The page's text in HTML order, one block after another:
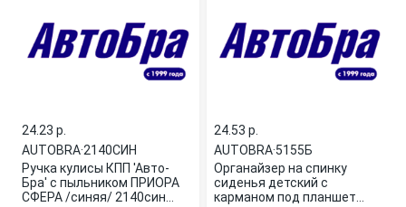
24.23 p.
AUTOBRA·2140СИН
Ручка кулисы КПП 'Авто-
Бра' с пыльником ПРИОРА
СФЕРА /синяя/ 2140син
24.53 p.
AUTOBRA·5155Б
Органайзер на спинку
сиденья детский с
карманом под планшет